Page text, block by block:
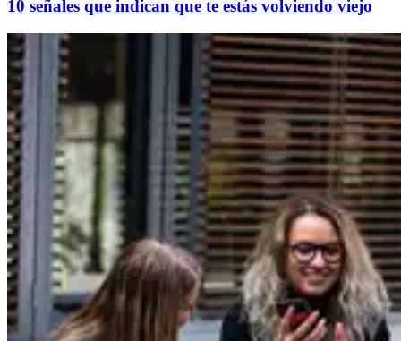
10 señales que indican que te estás volviendo viejo